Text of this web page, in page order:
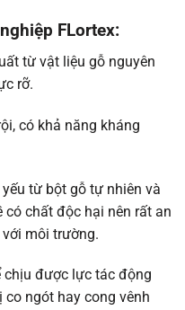
FLortex:
từ vật liệu gỗ nguyên
rỡ.
có khả năng kháng
từ bột gỗ tự nhiên và
chất độc hại nên rất an
môi trường.
chịu được lực tác động
ngót hay cong vênh